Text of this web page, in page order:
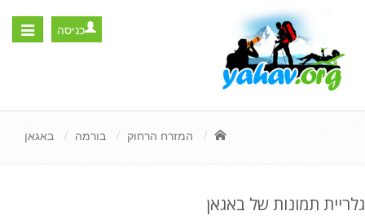
Toggle
כניסה
המזרח הרחוק בורמה באגאן
גלריית תמונות של באגאן